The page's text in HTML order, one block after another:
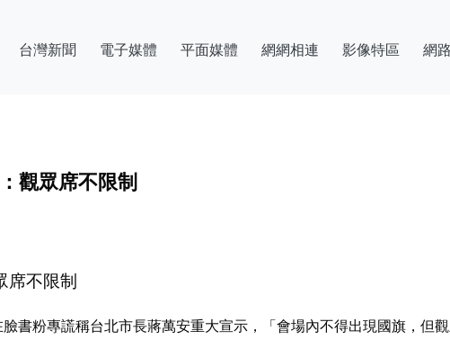
台灣新聞 電子媒體 平面媒體 網網相連 影像特區 網
觀眾席不限制
席不限制
書粉專謊稱台北市長蔣萬安重大宣示，「會場內不得出現國旗，但